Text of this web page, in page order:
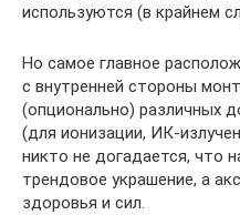
используются (в крайнем
Но самое главное
с внутренней стороны
(опционально) различных
(для ионизации, ИК-
никто не догадается, что
трендовое украшение, а
здоровья и сил.